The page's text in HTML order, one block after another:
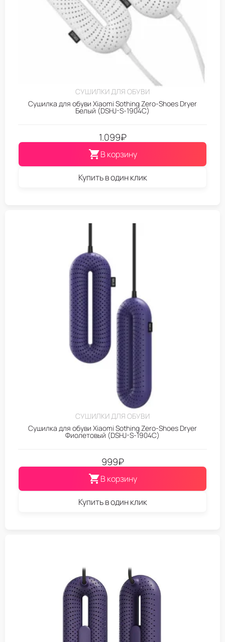
СУШИЛКИ ДЛЯ ОБУВИ
Сушилка для обуви Xiaomi Sothing Zero-Shoes Dryer
Белый (DSHJ-S-1904C)
1.099₽
В корзину
Купить в один клик
СУШИЛКИ ДЛЯ ОБУВИ
Сушилка для обуви Xiaomi Sothing Zero-Shoes Dryer
Фиолетовый (DSHJ-S-1904C)
999₽
В корзину
Купить в один клик